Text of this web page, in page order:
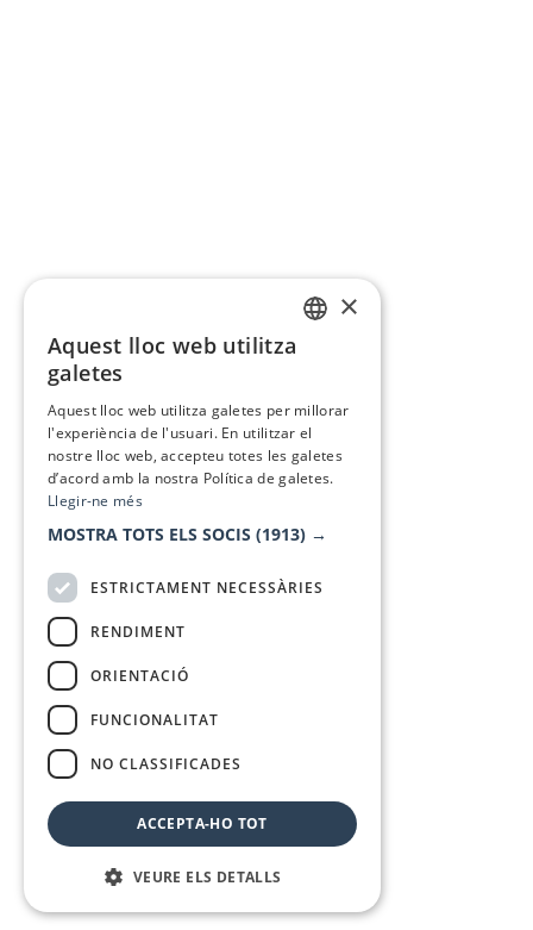
×
Aquest lloc web utilitza
galetes
Aquest lloc web utilitza galetes per millorar
l'experiència de l'usuari. En utilitzar el
nostre lloc web, accepteu totes les galetes
d’acord amb la nostra Política de galetes.
Llegir-ne més
MOSTRA TOTS ELS SOCIS (1913) →
ESTRICTAMENT NECESSÀRIES
RENDIMENT
ORIENTACIÓ
FUNCIONALITAT
NO CLASSIFICADES
ACCEPTA-HO TOT
VEURE ELS DETALLS